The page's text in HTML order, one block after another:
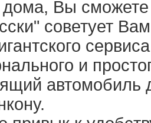
Вы
советует
и
автомобиль